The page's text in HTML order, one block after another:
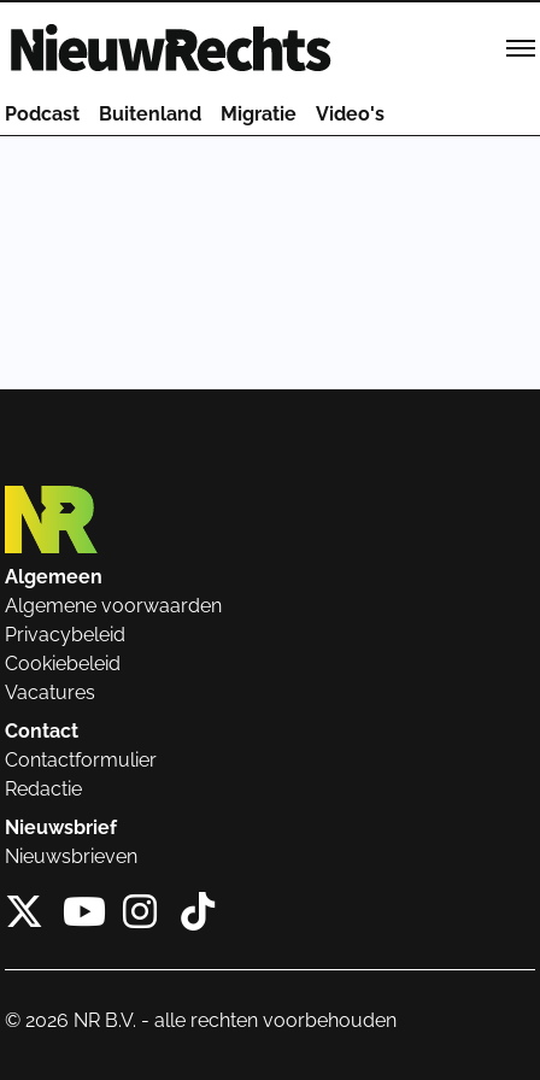
Homepage van NieuwRechts
Podcast Buitenland Migratie Video's
Algemeen
Algemene voorwaarden
Privacybeleid
Cookiebeleid
Vacatures
Contact
Contactformulier
Redactie
Nieuwsbrief
Nieuwsbrieven
X van NieuwRechts
Instagram van
Tiktok van
© 2026 NR B.V. - alle rechten voorbehouden